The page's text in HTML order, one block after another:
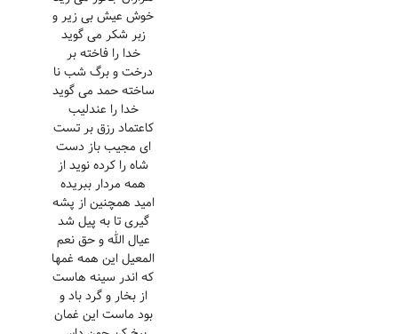
خوش عیش بی زیر و
زبر شکر می گوید
خدا را فاخته بر
درخت و برگ شب نا
ساخته حمد می گوید
خدا را عندلیب
کاعتماد رزق بر تست
ای مجیب باز دست
شاه را کرده نوید از
همه مردار ببریده
امید همچنین از پشه
گیری تا به پیل شد
عیال الله و حق نعم
المعیل این همه غمها
که اندر سینه هاست
از بخار و گرد باد و
بود ماست این غمان